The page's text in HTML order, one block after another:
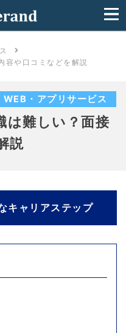
や口コミなどを解説
WEB・アプリサービス
難しい？面接
説
ャリアステップ